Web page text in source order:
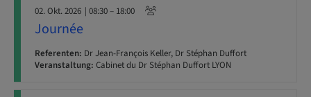
02. Okt. 2026 | 08:30 – 18:00
Journée
Referenten: Dr Jean-François Keller, Dr Stéphan Duffort
Veranstaltung: Cabinet du Dr Stéphan Duffort LYON